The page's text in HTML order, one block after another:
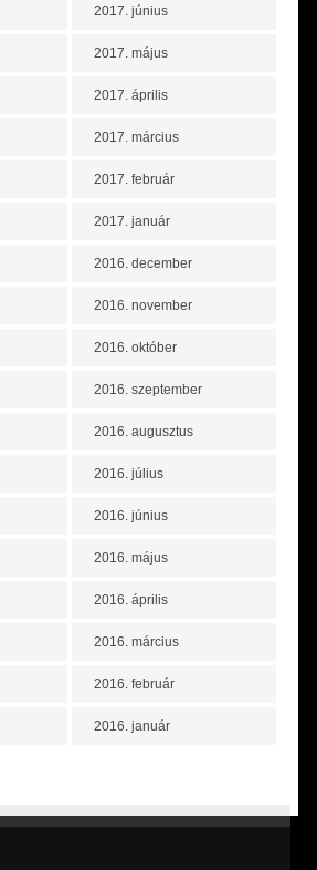
2017. június
2017. május
2017. április
2017. március
2017. február
2017. január
2016. december
2016. november
2016. október
2016. szeptember
2016. augusztus
2016. július
2016. június
2016. május
2016. április
2016. március
2016. február
2016. január